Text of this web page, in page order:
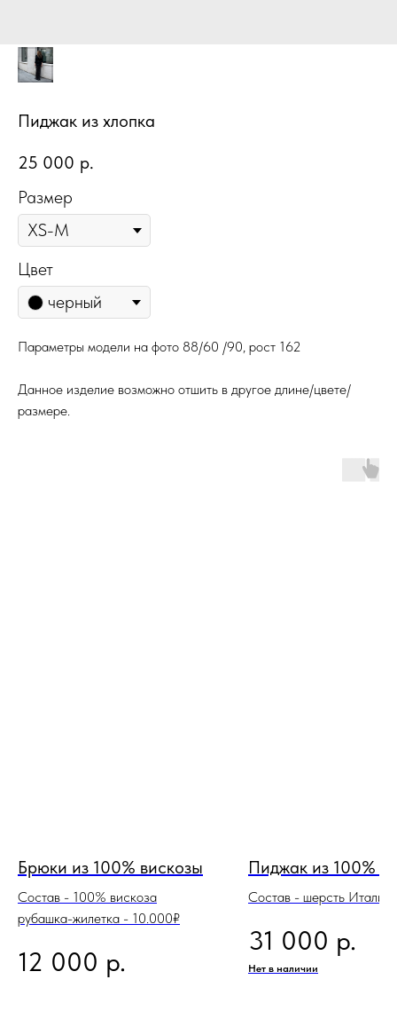
Пиджак из хлопка
25 000 р.
Размер
Цвет
черный
Параметры модели на фото 88/60 /90, рост 162
Данное изделие возможно отшить в другое длине/цвете/
размере.
Брюки из 100% вискозы
Состав - 100% вискоза
рубашка-жилетка - 10.000₽
12 000 р.
Пиджак из 100%
Состав - шерсть Италия
31 000 р.
Нет в наличии